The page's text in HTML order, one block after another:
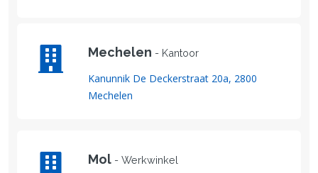
Mechelen - Kantoor
Kanunnik De Deckerstraat 20a, 2800
Mechelen
Mol - Werkwinkel